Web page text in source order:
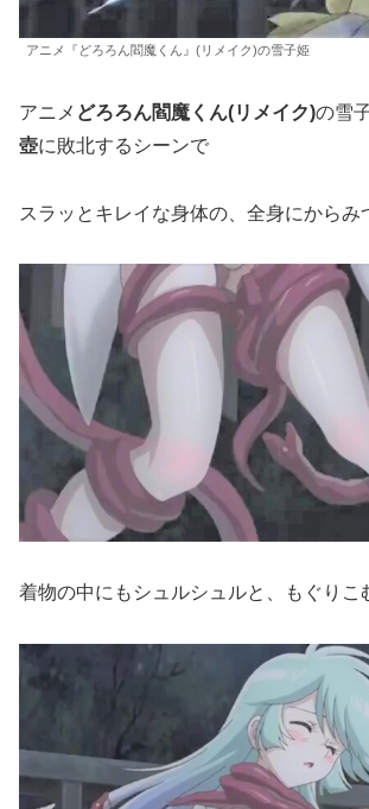
アニメ『どろろん閻魔くん』(リメイク)の雪子姫
アニメ どろろん閻魔くん(リメイク)の雪
壺に敗北するシーンで
スラッとキレイな身体の、全身にからみ
着物の中にもシュルシュルと、もぐりこ